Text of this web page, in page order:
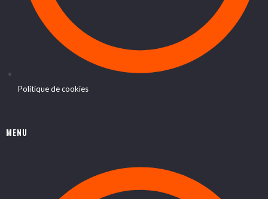
Politique de cookies
MENU